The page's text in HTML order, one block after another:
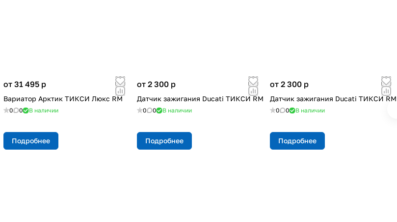
от 31 495 p
Вариатор Арктик ТИКСИ Люкс RM
0 0 В наличии
Подробнее
от 2 300 p
Датчик зажигания Ducati ТИКСИ RM
0 0 В наличии
Подробнее
от 2 300 p
Датчик зажигания Ducati ТИКСИ RM
0 0 В наличии
Подробнее